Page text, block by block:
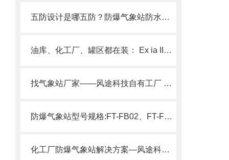
五防设计是哪五防？防爆气象站防水、防爆、防尘、防震、防腐。
油库、化工厂、罐区都在装： Ex ia IIC T6真防爆气象站配防爆屏!
找气象站厂家——风途科技自有工厂 室外/多功能/防爆/校园气象站定制
防爆气象站型号规格:FT-FB02、FT-FB01S风途两大型号详解
化工厂防爆气象站解决方案—风途科技满足GB3836防爆标准要求